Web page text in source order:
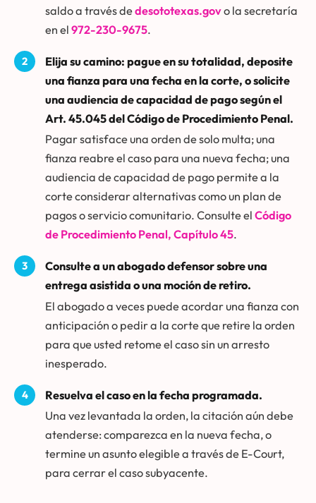
saldo a través dedesototexas.govo la secretaría
en el 972-230-9675.
Elija su camino: pague en su totalidad, deposite
una fianza para una fecha en la corte, o solicite
una audiencia de capacidad de pago según el
Art. 45.045 del Código de Procedimiento Penal.
Pagar satisface una orden de solo multa; una
fianza reabre el caso para una nueva fecha; una
audiencia de capacidad de pago permite a la
corte considerar alternativas como un plan de
pagos o servicio comunitario. Consulte el Código
de Procedimiento Penal, Capítulo 45.
Consulte a un abogado defensor sobre una
entrega asistida o una moción de retiro.
El abogado a veces puede acordar una fianza con
anticipación o pedir a la corte que retire la orden
para que usted retome el caso sin un arresto
inesperado.
Resuelva el caso en la fecha programada.
Una vez levantada la orden, la citación aún debe
atenderse: comparezca en la nueva fecha, o
termine un asunto elegible a través de E-Court,
para cerrar el caso subyacente.